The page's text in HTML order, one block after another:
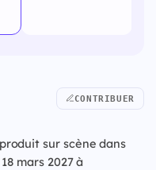
CONTRIBUER
sur scène dans
mars 2027 à